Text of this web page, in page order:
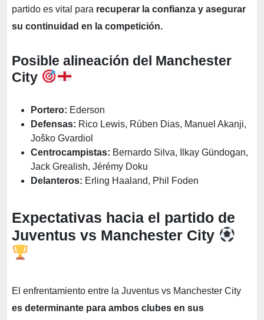
partido es vital para recuperar la confianza y asegurar
su continuidad en la competición.
Posible alineación del Manchester
City
Portero: Ederson
Defensas: Rico Lewis, Rúben Dias, Manuel Akanji,
Joško Gvardiol
Centrocampistas: Bernardo Silva, Ilkay Gündogan,
Jack Grealish, Jérémy Doku
Delanteros: Erling Haaland, Phil Foden
Expectativas hacia el partido de
Juventus vs Manchester City
El enfrentamiento entre la Juventus vs Manchester City
es determinante para ambos clubes en sus